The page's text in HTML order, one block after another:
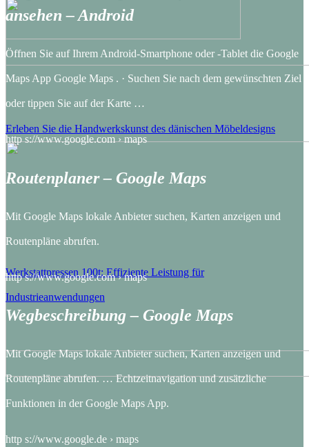
Erleben Sie die Handwerkskunst des dänischen Möbeldesigns
Werkstattpressen 100t: Effiziente Leistung für
Industrieanwendungen
ansehen – Android
Öffnen Sie auf Ihrem Android-Smartphone oder ‑Tablet die Google
Maps App Google Maps . · Suchen Sie nach dem gewünschten Ziel
oder tippen Sie auf der Karte …
http s://www.google.com › maps
Routenplaner – Google Maps
Mit Google Maps lokale Anbieter suchen, Karten anzeigen und
Routenpläne abrufen.
http s://www.google.com › maps
Wegbeschreibung – Google Maps
Mit Google Maps lokale Anbieter suchen, Karten anzeigen und
Routenpläne abrufen. … Echtzeitnavigation und zusätzliche
Funktionen in der Google Maps App.
http s://www.google.de › maps